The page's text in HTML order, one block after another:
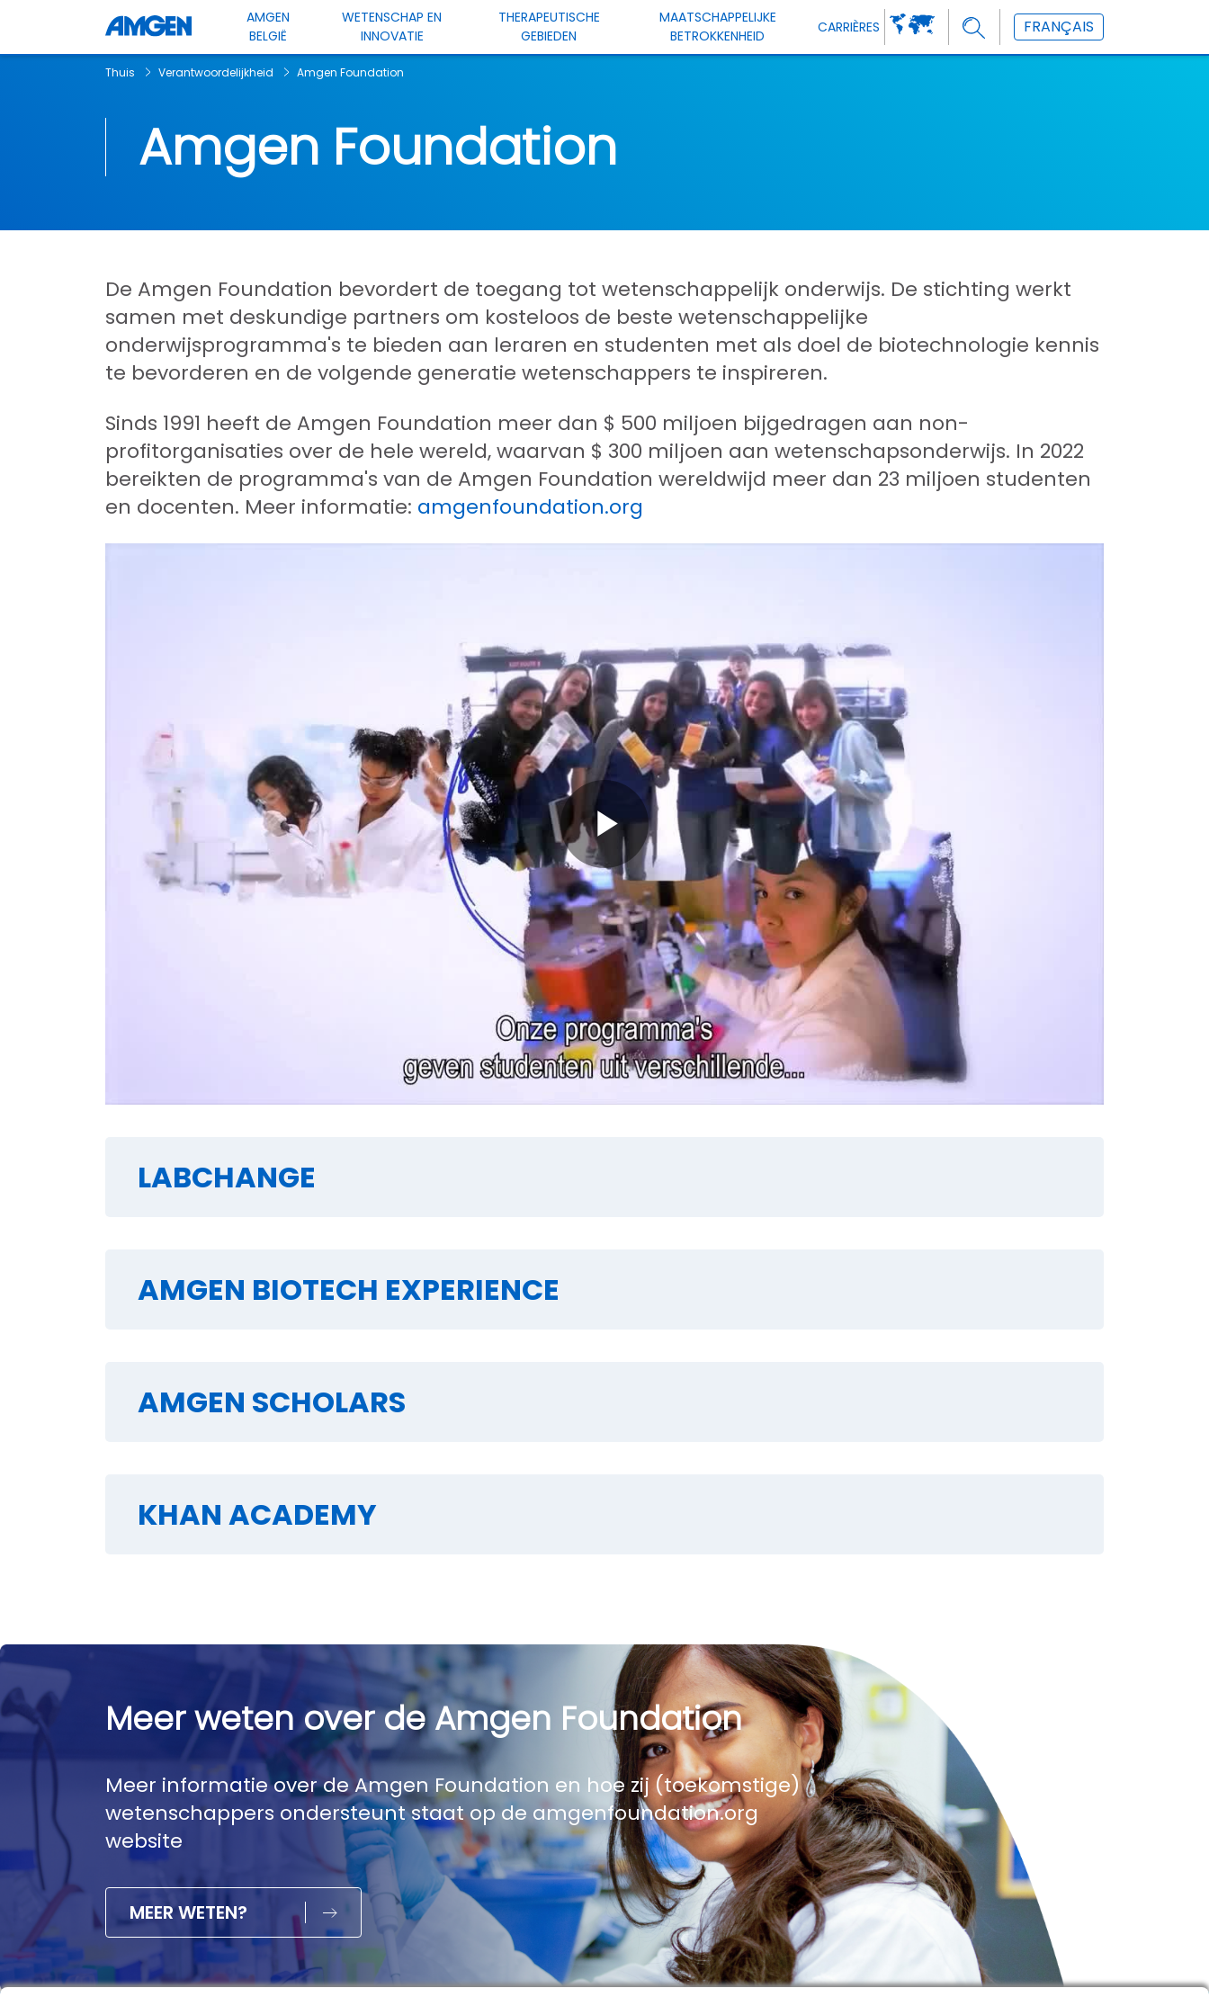
AMGEN
BELGIË
WETENSCHAP EN
INNOVATIE
THERAPEUTISCHE
GEBIEDEN
MAATSCHAPPELIJKE
BETROKKENHEID
CARRIÈRES FRANÇAIS
Thuis Verantwoordelijkheid Amgen Foundation
Amgen Foundation
De Amgen Foundation bevordert de toegang tot wetenschappelijk onderwijs. De stichting werkt
samen met deskundige partners om kosteloos de beste wetenschappelijke
onderwijsprogramma's te bieden aan leraren en studenten met als doel de biotechnologie kennis
te bevorderen en de volgende generatie wetenschappers te inspireren.
Sinds 1991 heeft de Amgen Foundation meer dan $ 500 miljoen bijgedragen aan non-
profitorganisaties over de hele wereld, waarvan $ 300 miljoen aan wetenschapsonderwijs. In 2022
bereikten de programma's van de Amgen Foundation wereldwijd meer dan 23 miljoen studenten
en docenten. Meer informatie: amgenfoundation.org
Play
Video
LABCHANGE
AMGEN BIOTECH EXPERIENCE
AMGEN SCHOLARS
KHAN ACADEMY
Meer weten over de Amgen Foundation
Meer informatie over de Amgen Foundation en hoe zij (toekomstige)
wetenschappers ondersteunt staat op de amgenfoundation.org
website
MEER WETEN?